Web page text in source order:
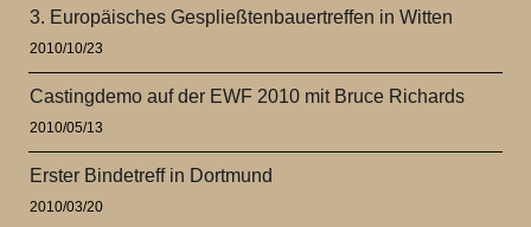
3. Europäisches Gespließtenbauertreffen in Witten
2010/10/23
Castingdemo auf der EWF 2010 mit Bruce Richards
2010/05/13
Erster Bindetreff in Dortmund
2010/03/20